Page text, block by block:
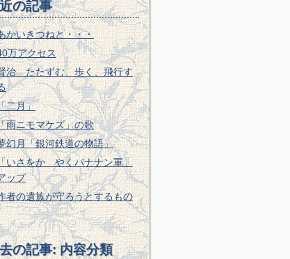
の記事
かいきつねと・・・
万アクセス
治 たたずむ、歩く、飛行す
二月」
雨ニモマケズ」の歌
幻月「銀河鉄道の物語」
いさをかゞやくバナナン軍」
ップ
者の遺族が守ろうとするもの
の記事: 内容分類